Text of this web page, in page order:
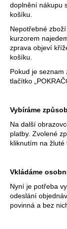
doplnění nákupu
košíku.
Nepotřebné
kurzorem
zprava objeví
košíku.
Pokud je
tlačítko
Vybíráme
Na další
platby. Zvolené
kliknutím na žluté
Vkládáme
Nyní je potřeba
odeslání
povinná a bez
D
o
r
u
č
e
m
e